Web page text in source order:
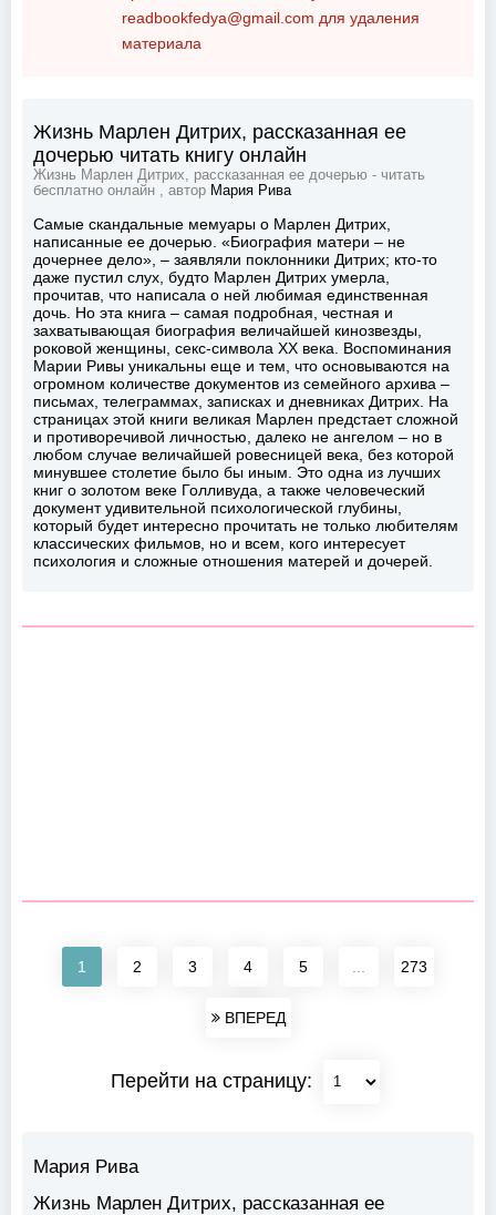
readbookfedya@gmail.com для удаления
материала
Жизнь Марлен Дитрих, рассказанная ее
дочерью читать книгу онлайн
Жизнь Марлен Дитрих, рассказанная ее дочерью - читать
бесплатно онлайн , автор Мария Рива
Самые скандальные мемуары о Марлен Дитрих,
написанные ее дочерью. «Биография матери – не
дочернее дело», – заявляли поклонники Дитрих; кто-то
даже пустил слух, будто Марлен Дитрих умерла,
прочитав, что написала о ней любимая единственная
дочь. Но эта книга – самая подробная, честная и
захватывающая биография величайшей кинозвезды,
роковой женщины, секс-символа XX века. Воспоминания
Марии Ривы уникальны еще и тем, что основываются на
огромном количестве документов из семейного архива –
письмах, телеграммах, записках и дневниках Дитрих. На
страницах этой книги великая Марлен предстает сложной
и противоречивой личностью, далеко не ангелом – но в
любом случае величайшей ровесницей века, без которой
минувшее столетие было бы иным. Это одна из лучших
книг о золотом веке Голливуда, а также человеческий
документ удивительной психологической глубины,
который будет интересно прочитать не только любителям
классических фильмов, но и всем, кого интересует
психология и сложные отношения матерей и дочерей.
1 2 3 4 5 273
ВПЕРЕД
Перейти на страницу:
Мария Рива
Жизнь Марлен Дитрих, рассказанная ее